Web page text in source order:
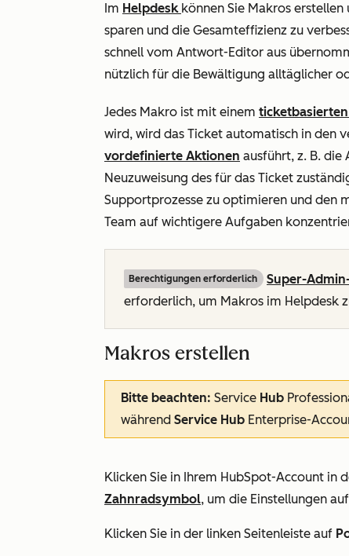
Im Helpdesk können Sie Makros
sparen und die Gesamteffizienz zu
schnell vom Antwort-Editor aus
nützlich für die Bewältigung alltäglicher
Jedes Makro ist mit einem
wird, wird das Ticket automatisch in den
vordefinierte Aktionen ausführt, z. B. die
Neuzuweisung des für das Ticket
Supportprozesse zu optimieren und den
Team auf wichtigere Aufgaben
Berechtigungen erforderlich Super-
erforderlich, um Makros im Helpdesk
Makros erstellen
Bitte beachten: Service Hub
während Service Hub Enterprise-
Klicken Sie in Ihrem HubSpot-Account in
Zahnradsymbol, um die Einstellungen
Klicken Sie in der linken Seitenleiste auf